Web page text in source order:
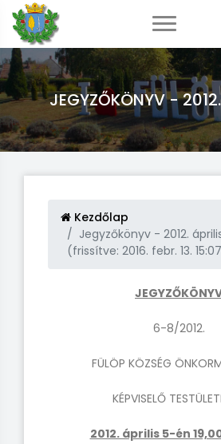
JEGYZŐKÖNYV -
Kezdőlap
Jegyzőkönyv - 2012.
(frissítve: 2016. febr. 13.
6-8/2012.
FÜLÖP KÖZSÉG
KÉPVISELŐ
2012. április 5-én